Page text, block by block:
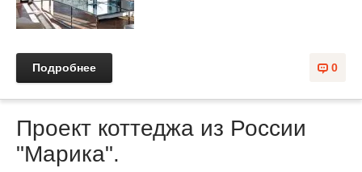
0
Подробнее
Проект коттеджа из России
"Марика".